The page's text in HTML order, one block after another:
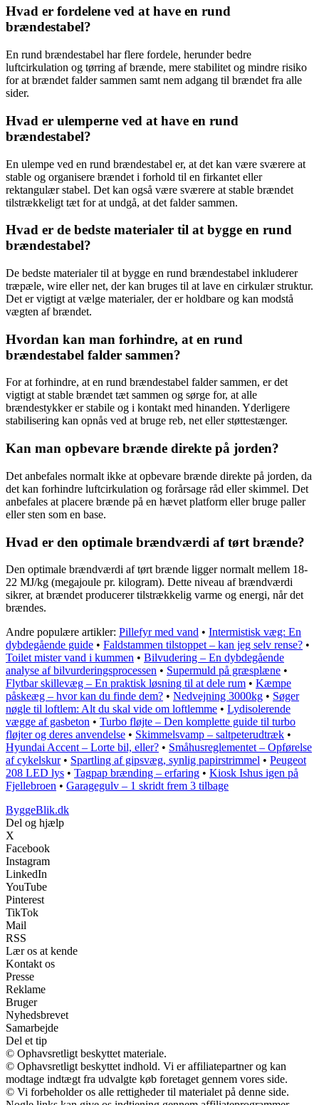
Hvad er fordelene ved at have en rund
brændestabel?
En rund brændestabel har flere fordele, herunder bedre
luftcirkulation og tørring af brænde, mere stabilitet og mindre risiko
for at brændet falder sammen samt nem adgang til brændet fra alle
sider.
Hvad er ulemperne ved at have en rund
brændestabel?
En ulempe ved en rund brændestabel er, at det kan være sværere at
stable og organisere brændet i forhold til en firkantet eller
rektangulær stabel. Det kan også være sværere at stable brændet
tilstrækkeligt tæt for at undgå, at det falder sammen.
Hvad er de bedste materialer til at bygge en rund
brændestabel?
De bedste materialer til at bygge en rund brændestabel inkluderer
træpæle, wire eller net, der kan bruges til at lave en cirkulær struktur.
Det er vigtigt at vælge materialer, der er holdbare og kan modstå
vægten af ​​brændet.
Hvordan kan man forhindre, at en rund
brændestabel falder sammen?
For at forhindre, at en rund brændestabel falder sammen, er det
vigtigt at stable brændet tæt sammen og sørge for, at alle
brændestykker er stabile og i kontakt med hinanden. Yderligere
stabilisering kan opnås ved at bruge reb, net eller støttestænger.
Kan man opbevare brænde direkte på jorden?
Det anbefales normalt ikke at opbevare brænde direkte på jorden, da
det kan forhindre luftcirkulation og forårsage råd eller skimmel. Det
anbefales at placere brænde på en hævet platform eller bruge paller
eller sten som en base.
Hvad er den optimale brændværdi af tørt brænde?
Den optimale brændværdi af tørt brænde ligger normalt mellem 18-
22 MJ/kg (megajoule pr. kilogram). Dette niveau af brændværdi
sikrer, at brændet producerer tilstrækkelig varme og energi, når det
brændes.
Andre populære artikler: Pillefyr med vand • Intermistisk væg: En
dybdegående guide • Faldstammen tilstoppet – kan jeg selv rense? •
Toilet mister vand i kummen • Bilvudering – En dybdegående
analyse af bilvurderingsprocessen • Supermuld på græsplæne •
Flytbar skillevæg – En praktisk løsning til at dele rum • Kæmpe
påskeæg – hvor kan du finde dem? • Nedvejning 3000kg • Søger
nøgle til loftlem: Alt du skal vide om loftlemme • Lydisolerende
vægge af gasbeton • Turbo fløjte – Den komplette guide til turbo
fløjter og deres anvendelse • Skimmelsvamp – saltpeterudtræk •
Hyundai Accent – Lorte bil, eller? • Småhusreglementet – Opførelse
af cykelskur• Spartling af gipsvæg, synlig papirstrimmel • Peugeot
208 LED lys • Tagpap brænding – erfaring • Kiosk Ishus igen på
Fjellebroen • Garagegulv – 1 skridt frem 3 tilbage
ByggeBlik.dk
Del og hjælp
X
Facebook
Instagram
LinkedIn
YouTube
Pinterest
TikTok
Mail
RSS
Lær os at kende
Kontakt os
Presse
Reklame
Bruger
Nyhedsbrevet
Samarbejde
Del et tip
© Ophavsretligt beskyttet materiale.
© Ophavsretligt beskyttet indhold. Vi er affiliatepartner og kan
modtage indtægt fra udvalgte køb foretaget gennem vores side.
© Vi forbeholder os alle rettigheder til materialet på denne side.